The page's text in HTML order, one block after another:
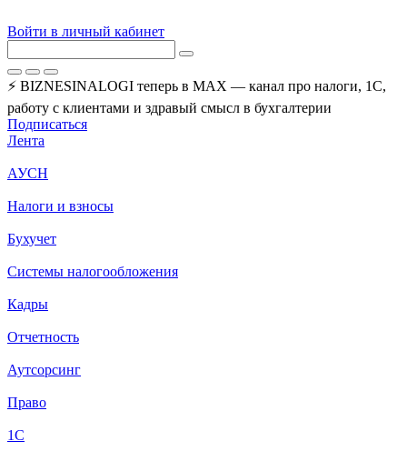
Войти в личный кабинет
⚡ BIZNESINALOGI теперь в MAX — канал про налоги, 1С,
работу с клиентами и здравый смысл в бухгалтерии
Подписаться
Лента
АУСН
Налоги и взносы
Бухучет
Системы налогообложения
Кадры
Отчетность
Аутсорсинг
Право
1С